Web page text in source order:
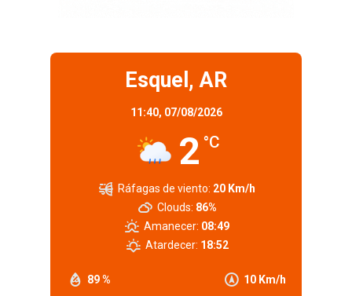
Esquel, AR
11:40, 07/08/2026
2 °C
89 % 10 Km/h
Ráfagas de viento: 20 Km/h
Clouds: 86%
Amanecer: 08:49
Atardecer: 18:52